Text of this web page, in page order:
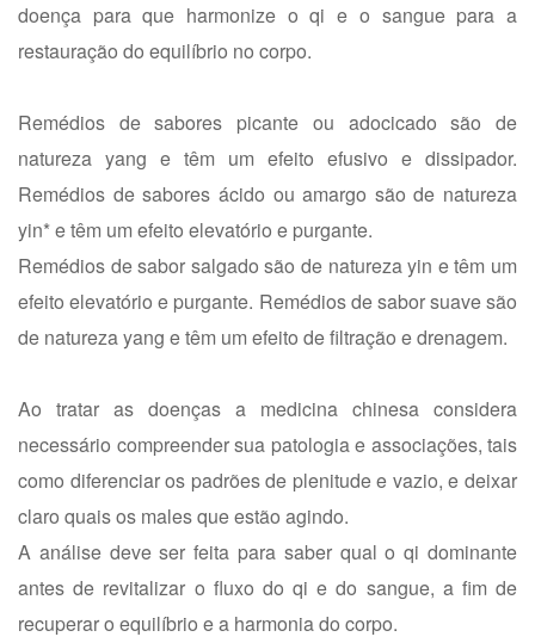
doença para que harmonize o qi e o sangue para a
restauração do equilíbrio no corpo.
Remédios de sabores picante ou adocicado são de
natureza yang e têm um efeito efusivo e dissipador.
Remédios de sabores ácido ou amargo são de natureza
yin* e têm um efeito elevatório e purgante.
Remédios de sabor salgado são de natureza yin e têm um
efeito elevatório e purgante. Remédios de sabor suave são
de natureza yang e têm um efeito de filtração e drenagem.
Ao tratar as doenças a medicina chinesa considera
necessário compreender sua patologia e associações, tais
como diferenciar os padrões de plenitude e vazio, e deixar
claro quais os males que estão agindo.
A análise deve ser feita para saber qual o qi dominante
antes de revitalizar o fluxo do qi e do sangue, a fim de
recuperar o equilíbrio e a harmonia do corpo.